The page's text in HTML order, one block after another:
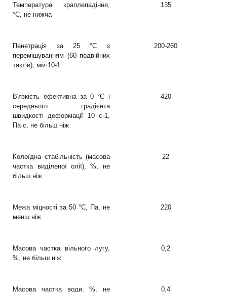
Температура краплепадіння,
°C, не нижча
135
Пенетрація за 25 °C з
перемішуванням (60 подвійних
тактів), мм·10-1
200-260
В'язкість ефективна за 0 °C і
середнього градієнта
швидкості деформації 10 с-1
Па·с, не більш ніж
420
Колоїдна стабільність (масова
частка виділеної олії), %, не
більш ніж
22
Межа міцності за 50 °C, Па, не
менш ніж
220
Масова частка вільного лугу,
%, не більш ніж
0,2
Масова частка води, %, не 0,4